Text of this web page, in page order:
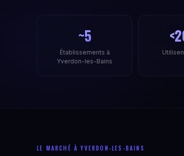
~5
Établissements à
Yverdon-les-Bains
LE MARCHÉ À YVERDON-LES-BAINS